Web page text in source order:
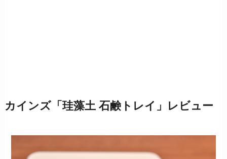
カインズ「珪藻土 石鹸トレイ」レビュー